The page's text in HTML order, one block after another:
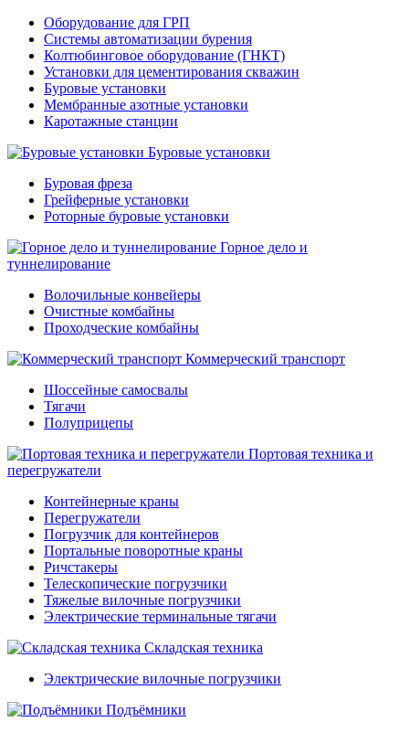
Оборудование для ГРП
Системы автоматизации бурения
Колтюбинговое оборудование (ГНКТ)
Установки для цементирования скважин
Буровые установки
Мембранные азотные установки
Каротажные станции
Буровые установки
Буровая фреза
Грейферные установки
Роторные буровые установки
Горное дело и
туннелирование
Волочильные конвейеры
Очистные комбайны
Проходческие комбайны
Коммерческий транспорт
Шоссейные самосвалы
Тягачи
Полуприцепы
Портовая техника и
перегружатели
Контейнерные краны
Перегружатели
Погрузчик для контейнеров
Портальные поворотные краны
Ричстакеры
Телескопические погрузчики
Тяжелые вилочные погрузчики
Электрические терминальные тягачи
Складская техника
Электрические вилочные погрузчики
Подъёмники